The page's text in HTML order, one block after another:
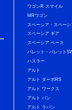
ワゴンR スマイル
MRワゴン
スペーシア・スペー
スペーシア ギア
スペーシア ベース
パレット・パレット
ハスラー
アルト
アルト ターボRS
アルト ワークス
アルト バン
アルト ラパン